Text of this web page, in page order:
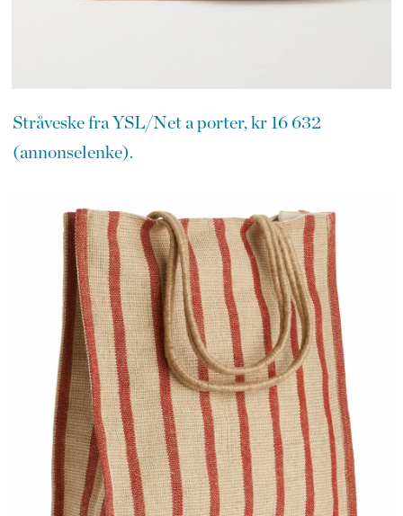
Stråveske fra YSL/Net a porter, kr 16 632
(annonselenke).